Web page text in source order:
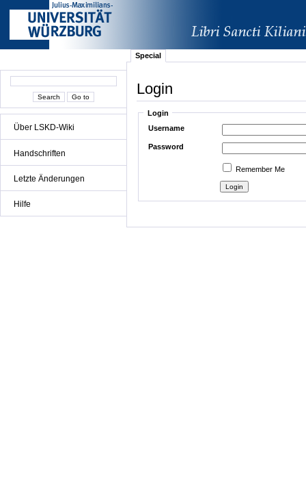
Über LSKD-Wiki
Handschriften
Letzte Änderungen
Hilfe
Special
Login
Login
Username
Password
Remember Me